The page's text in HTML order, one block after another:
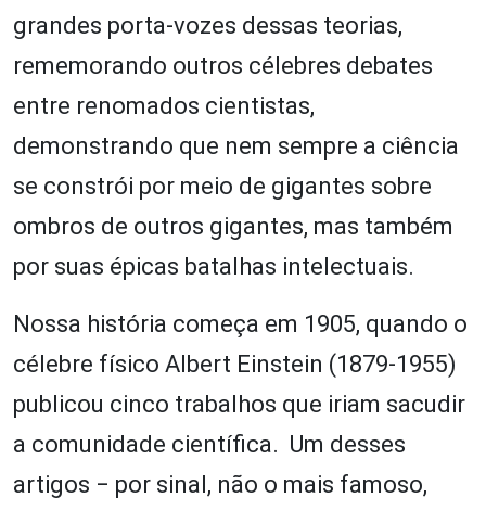
grandes porta-vozes dessas teorias,
rememorando outros célebres debates
entre renomados cientistas,
demonstrando que nem sempre a ciência
se constrói por meio de gigantes sobre
ombros de outros gigantes, mas também
por suas épicas batalhas intelectuais.
Nossa história começa em 1905, quando o
célebre físico Albert Einstein (1879-1955)
publicou cinco trabalhos que iriam sacudir
a comunidade científica. Um desses
artigos ‒ por sinal, não o mais famoso,